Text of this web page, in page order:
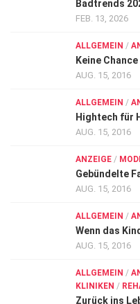
Badtrends
FEB. 13, 2026
ALLGEMEIN /
Keine
AUG. 15, 2016
ALLGEMEIN /
Hightech für
AUG. 15, 2016
ANZEIGE /
Gebündelte
AUG. 15, 2016
ALLGEMEIN /
Wenn das
AUG. 15, 2016
ALLGEMEIN /
KLINIKEN /
Zurück ins